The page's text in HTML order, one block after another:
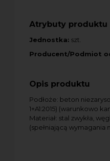
Atrybuty produktu
Jednostka: szt.
Producent/Podmiot
Opis produktu
Podłoże: beton
1+A1:2015) (warunkowo
Materiał: stal zwykła,
(spełniającą wymagania